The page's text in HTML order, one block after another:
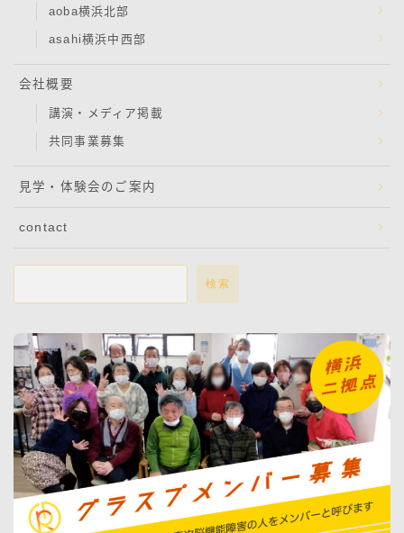
aoba横浜北部
asahi横浜中西部
会社概要
講演・メディア掲載
共同事業募集
見学・体験会のご案内
contact
検索